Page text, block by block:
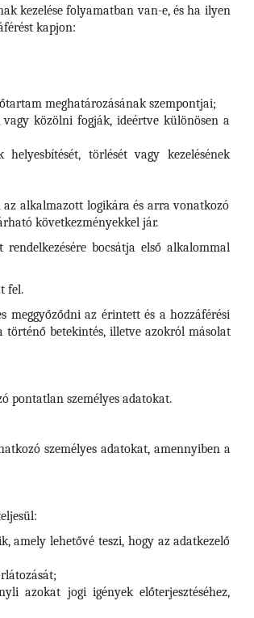
kezelése folyamatban van-e, és ha ilyen
kapjon:
meghatározásának szempontjai;
közölni fogják, ideértve különösen a
törlését vagy kezelésének
alkalmazott logikára és arra vonatkozó
következményekkel jár.
bocsátja első alkalommal
fel.
meggyőződni az érintett és a hozzáférési
történő betekintés, illetve azokról másolat
pontatlan személyes adatokat.
személyes adatokat, amennyiben a
amely lehetővé teszi, hogy az adatkezelő
azokat jogi igények előterjesztéséhez,